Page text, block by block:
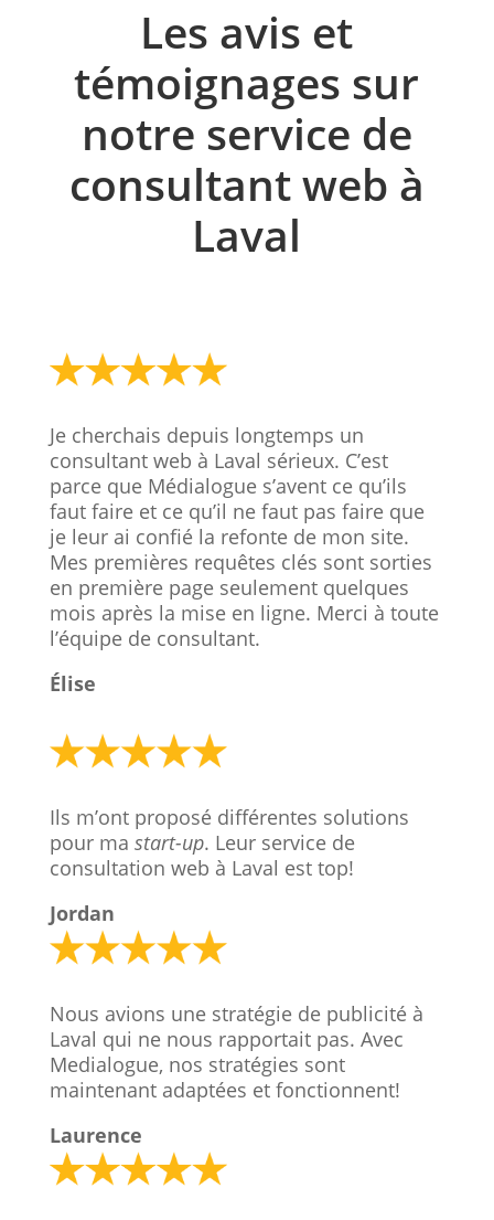
Les avis et
témoignages sur
notre service de
consultant web à
Laval
Je cherchais depuis longtemps un
consultant web à Laval sérieux. C’est
parce que Médialogue s’avent ce qu’ils
faut faire et ce qu’il ne faut pas faire que
je leur ai confié la refonte de mon site.
Mes premières requêtes clés sont sorties
en première page seulement quelques
mois après la mise en ligne. Merci à toute
l’équipe de consultant.
Élise
Ils m’ont proposé différentes solutions
pour ma start-up. Leur service de
consultation web à Laval est top!
Jordan
Nous avions une stratégie de publicité à
Laval​ qui ne nous rapportait pas. Avec
Medialogue, nos stratégies sont
maintenant adaptées et fonctionnent!
Laurence